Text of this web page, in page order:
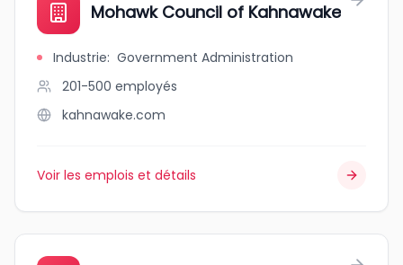
Mohawk Council of Kahnawake
Industrie: Government Administration
201-500 employés
kahnawake.com
Voir les emplois et détails